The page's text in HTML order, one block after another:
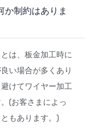
制約はありま
は、板金加工時に
い場合が多くあり
けてワイヤー加工
(お客さまによっ
もあります。)